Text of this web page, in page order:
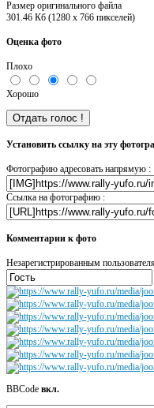
Размер оригинального файла
301.46 Кб (1280 x 766 пикселей)
Оценка фото
Плохо
Хорошо
Установить ссылку на эту
Фотографию адресовать напрямую :
Ссылка на фотографию :
Комментарии к фото
Незарегистрированным
BBCode вкл.